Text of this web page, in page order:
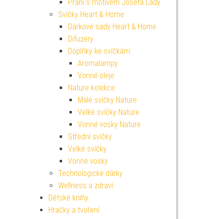
Přání s motivem Josefa Lady
Svíčky Heart & Home
Dárkové sady Heart & Home
Difuzéry
Doplňky ke svíčkám
Aromalampy
Vonné oleje
Nature kolekce
Malé svíčky Nature
Velké svíčky Nature
Vonné vosky Nature
Střední svíčky
Velké svíčky
Vonné vosky
Technologické dárky
Wellness a zdraví
Dětské knihy
Hračky a tvoření